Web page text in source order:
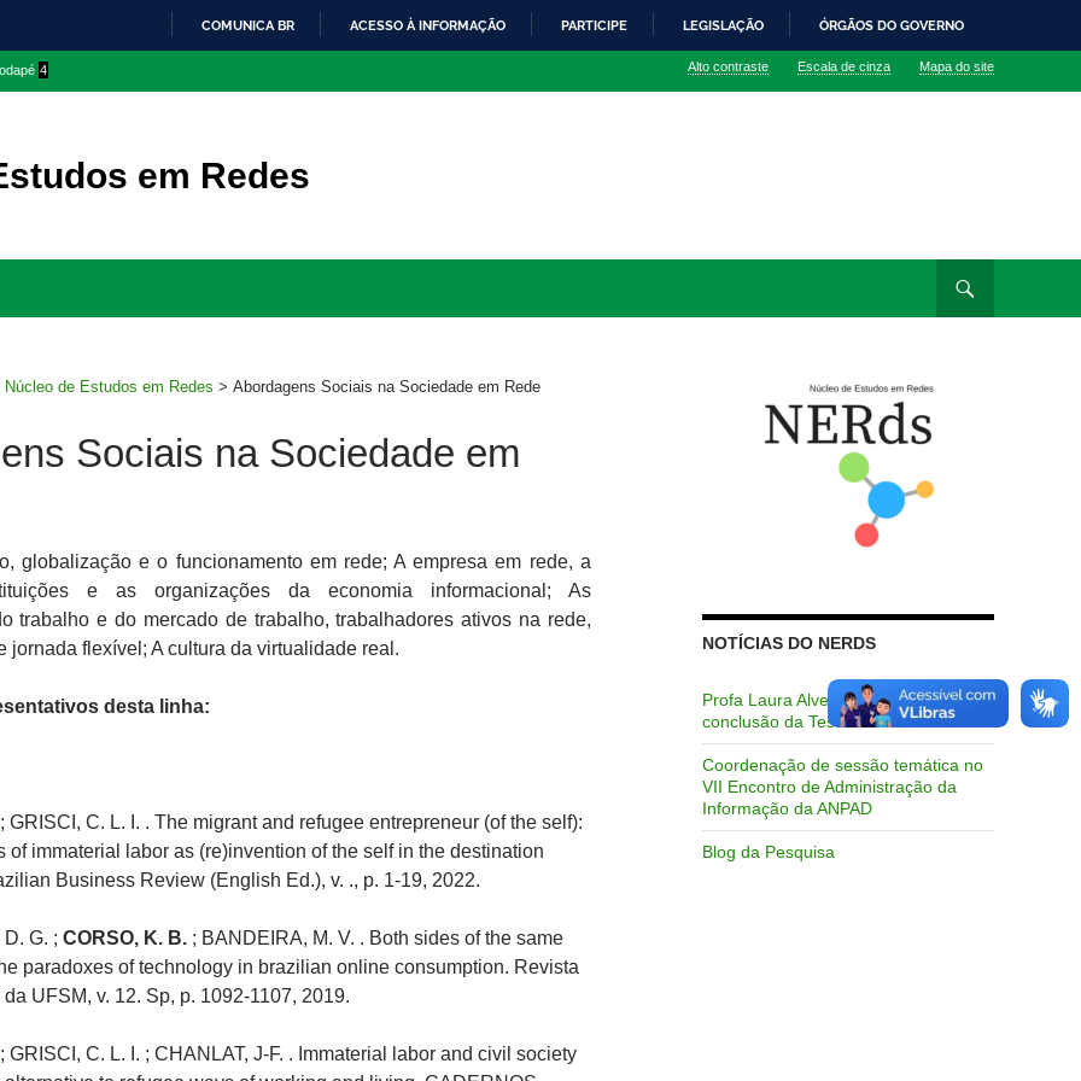
O
COMUNICA BR ACESSO À INFORMAÇÃO PARTICIPE LEGISLAÇÃO ÓRGÃOS DO GOVERNO
4 Alto contraste Escala de cinza Mapa do site
em Redes
Núcleo de Estudos em Redes > Abordagens Sociais na Sociedade em Rede
Sociais na Sociedade em
globalização e o funcionamento em rede; A empresa em rede, a
e as organizações da economia informacional; As
trabalho e do mercado de trabalho, trabalhadores ativos na rede,
jornada flexível; A cultura da virtualidade real.
desta linha:
; GRISCI, C. L. I. . The migrant and refugee entrepreneur (of the self):
of immaterial labor as (re)invention of the self in the destination
Business Review (English Ed.), v. ., p. 1-19, 2022.
G. ; CORSO, K. B.; BANDEIRA, M. V. . Both sides of the same
paradoxes of technology in brazilian online consumption. Revista
UFSM, v. 12. Sp, p. 1092-1107, 2019.
; GRISCI, C. L. I. ; CHANLAT, J-F. . Immaterial labor and civil society
NOTÍCIAS DO NERDS
Profa Laura Alves Scherer, prêmios e
conclusão da Tese
Coordenação de sessão temática no
VII Encontro de Administração da
Informação da ANPAD
Blog da Pesquisa